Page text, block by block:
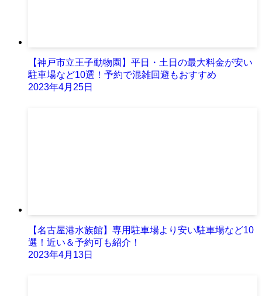
【神戸市立王子動物園】平日・土日の最大料金が安い
駐車場など10選！予約で混雑回避もおすすめ
2023年4月25日
【名古屋港水族館】専用駐車場より安い駐車場など10
選！近い＆予約可も紹介！
2023年4月13日